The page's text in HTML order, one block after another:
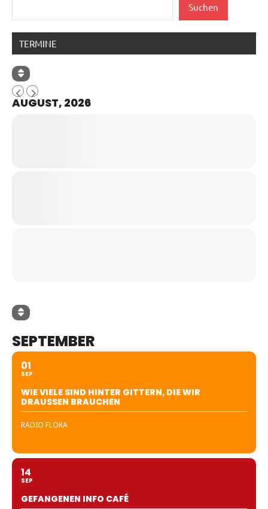
Suchen
TERMINE
AUGUST, 2026
SEPTEMBER
01
SEP
WIE VIELE SIND HINTER GITTERN, DIE WIR
DRAUSSEN BRAUCHEN
RADIO FLORA
14
SEP
GEFANGENEN INFO CAFÉ